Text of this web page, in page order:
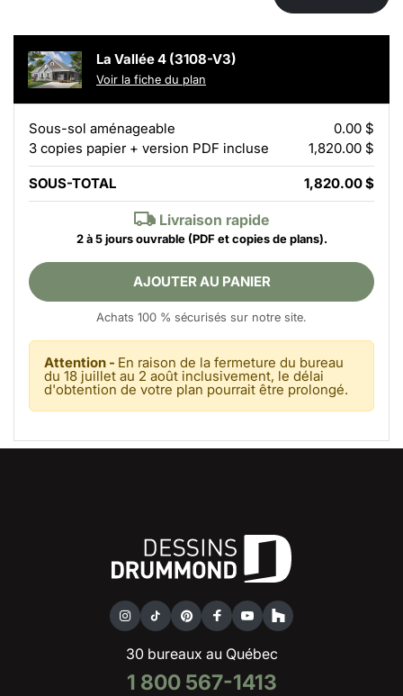
La Vallée 4 (3108-V3)
Voir la fiche du plan
Sous-sol aménageable
0.00 $
3 copies papier + version PDF incluse
1,820.00 $
SOUS-TOTAL 1,820.00 $
Livraison rapide
2 à 5 jours ouvrable(PDF et copies de plans).
AJOUTER AU PANIER
Achats 100 % sécurisés sur notre site.
Attention - En raison de la fermeture du bureau
du 18 juillet au 2 août inclusivement, le délai
d'obtention de votre plan pourrait être prolongé.
30 bureaux au Québec
1 800 567-1413